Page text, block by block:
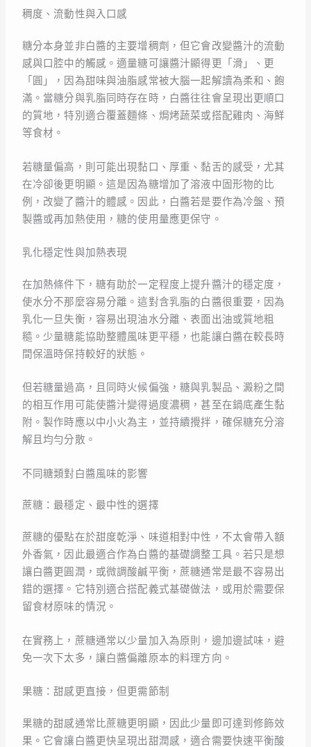
稠度、流動性與入口感
糖分本身並非白醬的主要增稠劑，但它會改變醬汁的流動
感與口腔中的觸感。適量糖可讓醬汁顯得更「滑」、更
「圓」，因為甜味與油脂感常被大腦一起解讀為柔和、飽
滿。當糖分與乳脂同時存在時，白醬往往會呈現出更順口
的質地，特別適合覆蓋麵條、焗烤蔬菜或搭配雞肉、海鮮
等食材。
若糖量偏高，則可能出現黏口、厚重、黏舌的感受，尤其
在冷卻後更明顯。這是因為糖增加了溶液中固形物的比
例，改變了醬汁的體感。因此，白醬若是要作為冷盤、預
製醬或再加熱使用，糖的使用量應更保守。
乳化穩定性與加熱表現
在加熱條件下，糖有助於一定程度上提升醬汁的穩定度，
使水分不那麼容易分離。這對含乳脂的白醬很重要，因為
乳化一旦失衡，容易出現油水分離、表面出油或質地粗
糙。少量糖能協助整體風味更平穩，也能讓白醬在較長時
間保溫時保持較好的狀態。
但若糖量過高，且同時火候偏強，糖與乳製品、澱粉之間
的相互作用可能使醬汁變得過度濃稠，甚至在鍋底產生黏
附。製作時應以中小火為主，並持續攪拌，確保糖充分溶
解且均勻分散。
不同糖類對白醬風味的影響
蔗糖：最穩定、最中性的選擇
蔗糖的優點在於甜度乾淨、味道相對中性，不太會帶入額
外香氣，因此最適合作為白醬的基礎調整工具。若只是想
讓白醬更圓潤，或微調酸鹹平衡，蔗糖通常是最不容易出
錯的選擇。它特別適合搭配義式基礎做法，或用於需要保
留食材原味的情況。
在實務上，蔗糖通常以少量加入為原則，邊加邊試味，避
免一次下太多，讓白醬偏離原本的料理方向。
果糖：甜感更直接，但更需節制
果糖的甜感通常比蔗糖更明顯，因此少量即可達到修飾效
果。它會讓白醬更快呈現出甜潤感，適合需要快速平衡酸